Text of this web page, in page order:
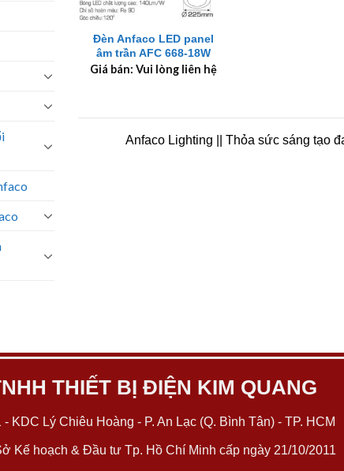
+
Đèn Anfaco LED panel
âm trần AFC 668-18W
Giá bán: Vui lòng liên hệ
Anfaco Lighting || Thỏa sức sáng tạo
THIẾT BỊ ĐIỆN KIM QUANG
KDC Lý Chiêu Hoàng - P. An Lạc (Q. Bình Tân) - TP. HCM
Kế hoạch & Đầu tư Tp. Hồ Chí Minh cấp ngày 21/10/2011